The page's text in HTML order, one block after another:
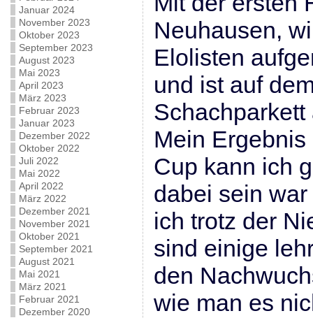
Januar 2024
November 2023
Oktober 2023
September 2023
August 2023
Mai 2023
April 2023
März 2023
Februar 2023
Januar 2023
Dezember 2022
Oktober 2022
Juli 2022
Mai 2022
April 2022
März 2022
Dezember 2021
November 2021
Oktober 2021
September 2021
August 2021
Mai 2021
März 2021
Februar 2021
Dezember 2020
Neuhausen,
Elolisten
und ist auf
Mein
Cup kann ich
dabei sein
ich trotz der
sind einige
den
wie man es